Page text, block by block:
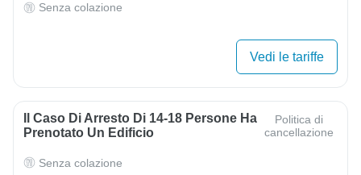
Senza colazione
Vedi le tariffe
Il Caso Di Arresto Di 14-18 Persone Ha
Prenotato Un Edificio
Politica di
cancellazione
Senza colazione